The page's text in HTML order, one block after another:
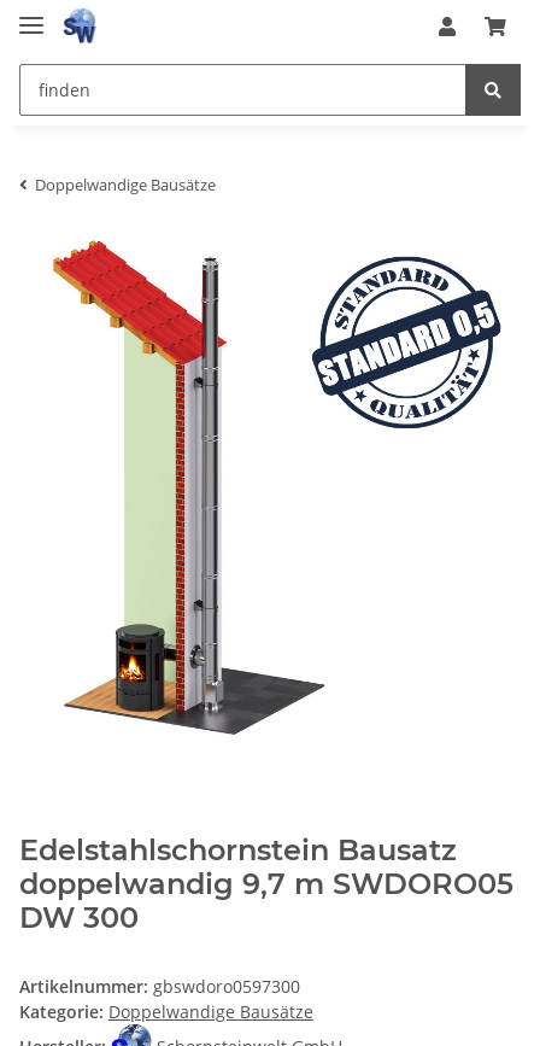
Doppelwandige Bausätze
Edelstahlschornstein Bausatz
doppelwandig 9,7 m SWDORO05
DW 300
Artikelnummer: gbswdoro0597300
Kategorie: Doppelwandige Bausätze